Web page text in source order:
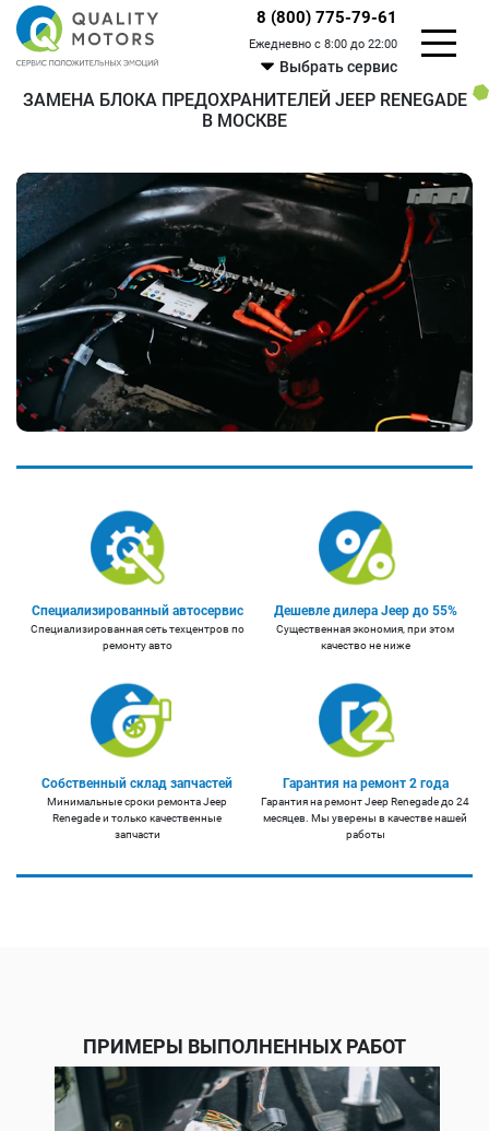
8 (800) 775-79-61
Ежедневно с 8:00 до 22:00
Выбрать сервис
ЗАМЕНА БЛОКА ПРЕДОХРАНИТЕЛЕЙ JEEP RENEGADE
В МОСКВЕ
Специализированный автосервис
Специализированная сеть техцентров по
ремонту авто
Дешевле дилера Jeep до 55%
Существенная экономия, при этом
качество не ниже
Собственный склад запчастей
Минимальные сроки ремонта Jeep
Renegade и только качественные
запчасти
Гарантия на ремонт 2 года
Гарантия на ремонт Jeep Renegade до 24
месяцев. Мы уверены в качестве нашей
работы
ПРИМЕРЫ ВЫПОЛНЕННЫХ РАБОТ